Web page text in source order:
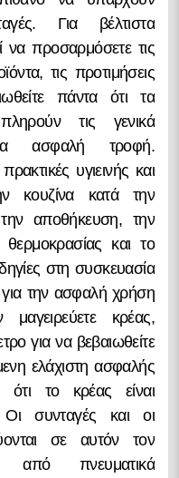
Για βέλτιστα
να προσαρμόσετε τις
τις προτιμήσεις
πάντα ότι τα
τις γενικά
ασφαλή τροφή.
υγιεινής και
κουζίνα κατά την
αποθήκευση, την
και το
στη συσκευασία
για την ασφαλή χρήση
κρέας,
για να βεβαιωθείτε
ελάχιστη ασφαλής
ότι το κρέας είναι
συνταγές και οι
σε αυτόν τον
από πνευματικά